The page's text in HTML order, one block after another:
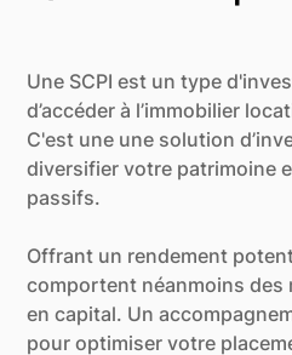
Une SCPI est un type
d’accéder à l’immobilier
C'est une une solution
diversifier votre patrimoine
passifs.
Offrant un rendement
comportent néanmoins des
en capital. Un
pour optimiser votre